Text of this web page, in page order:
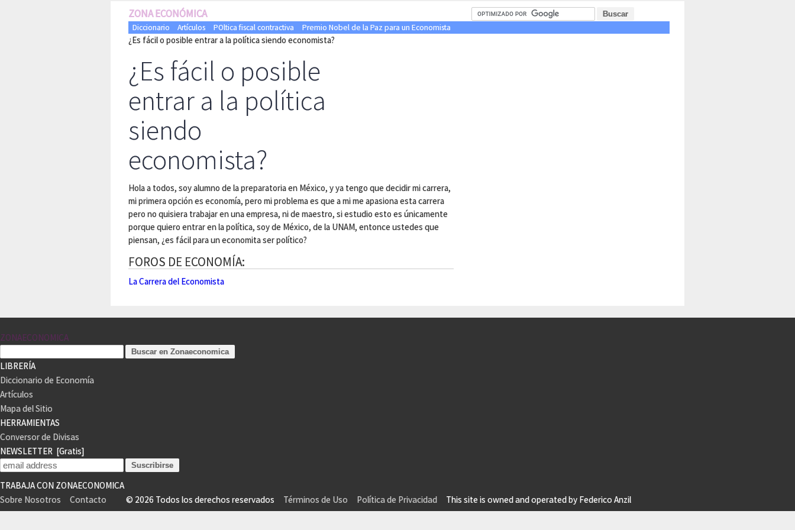
ZONA ECONÓMICA
Diccionario Artículos POltica fiscal contractiva Premio Nobel de la Paz para un Economista
¿Es fácil o posible entrar a la política siendo economista?
¿Es fácil o posible
entrar a la política
siendo
economista?
Hola a todos, soy alumno de la preparatoria en México, y ya tengo que decidir mi carrera,
mi primera opción es economía, pero mi problema es que a mi me apasiona esta carrera
pero no quisiera trabajar en una empresa, ni de maestro, si estudio esto es únicamente
porque quiero entrar en la política, soy de México, de la UNAM, entonce ustedes que
piensan, ¿es fácil para un economita ser político?
FOROS DE ECONOMÍA:
La Carrera del Economista
ZONAECONOMICA
LIBRERÍA
Diccionario de Economía
Artículos
Mapa del Sitio
HERRAMIENTAS
Conversor de Divisas
NEWSLETTER [Gratis]
TRABAJA CON ZONAECONOMICA
Sobre Nosotros
Contacto © 2026 Todos los derechos reservados Términos de Uso Política de Privacidad This site is owned and operated by Federico Anzil